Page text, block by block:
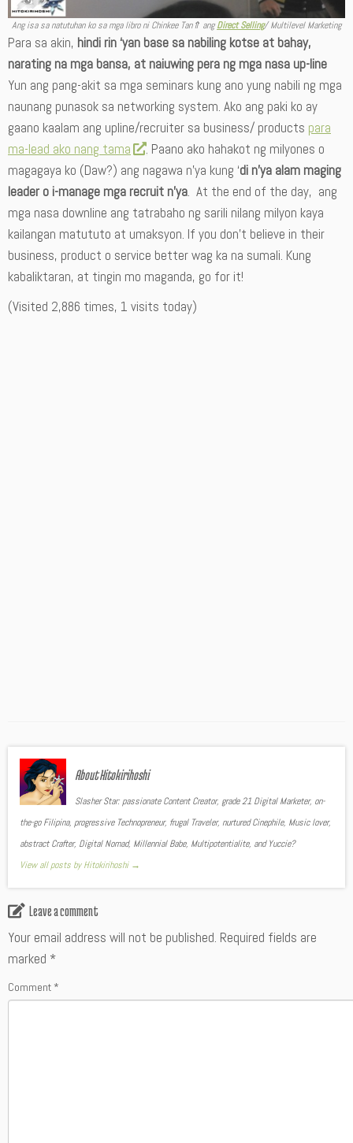
Ang isa sa natutuhan ko sa mga libro ni Chinkee Tan⇑ angDirect Selling/ Multilevel Marketing
Para sa akin, hindi rin ‘yan base sa nabiling kotse at bahay,
narating na mga bansa, at naiuwing pera ng mga nasa up-line
Yun ang pang-akit sa mga seminars kung ano yung nabili ng mga
naunang punasok sa networking system. Ako ang paki ko ay
gaano kaalam ang upline/recruiter sa business/ products para
ma-lead ako nang tama
. Paano ako hahakot ng milyones o
magagaya ko (Daw?) ang nagawa n’ya kung ‘di n’ya alam maging
leader o i-manage mga recruit n’ya. At the end of the day, ang
mga nasa downline ang tatrabaho ng sarili nilang milyon kaya
kailangan matututo at umaksyon. If you don’t believe in their
business, product o service better wag ka na sumali. Kung
kabaliktaran, at tingin mo maganda, go for it!
(Visited 2,886 times, 1 visits today)
About Hitokirihoshi
Slasher Star: passionate Content Creator, grade 21 Digital Marketer, on-
the-go Filipina, progressive Technopreneur, frugal Traveler, nurtured Cinephile, Music lover,
abstract Crafter, Digital Nomad, Millennial Babe, Multipotentialite, and Yuccie?
View all posts by Hitokirihoshi →
Leave a comment
Your email address will not be published. Required fields are
marked *
Comment *